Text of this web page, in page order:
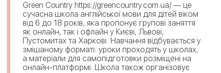
Green Country https://greencountry.com.ua/ — це
сучасна школа англійської мови для дітей віком
від 6 до 18 років, яка пропонує групові заняття
як онлайн, так і офлайн у Києві, Львові,
Пустомитах та Харкові. Навчання відбувається у
змішаному форматі: уроки проходять у школах,
а матеріали для самопідготовки розміщені на
онлайн-платформі. Школа також організовує